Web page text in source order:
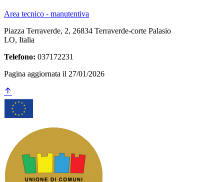
Area tecnico - manutentiva
Piazza Terraverde, 2, 26834 Terraverde-corte Palasio
LO, Italia
Telefono: 037172231
Pagina aggiornata il 27/01/2026